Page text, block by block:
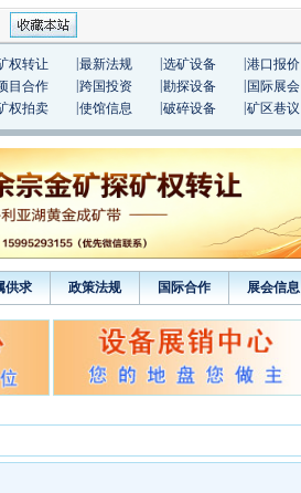
权转让 最新法规 选矿设备 港口报价
目合作 跨国投资 勘探设备 国际展会
权拍卖 使馆信息 破碎设备 矿区巷议
供求 政策法规 国际合作 展会信息